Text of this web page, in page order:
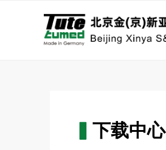
下载中心